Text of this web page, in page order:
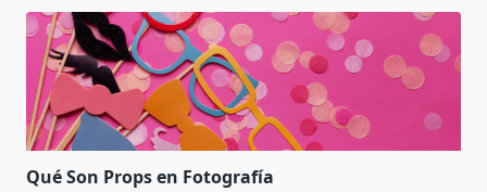
Qué Son Props en Fotografía